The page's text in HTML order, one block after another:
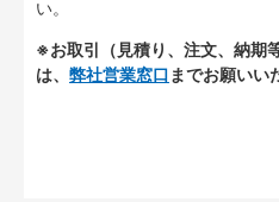
い。
※お取引（見積り、注文、納期
は、 弊社営業窓口 までお願いい